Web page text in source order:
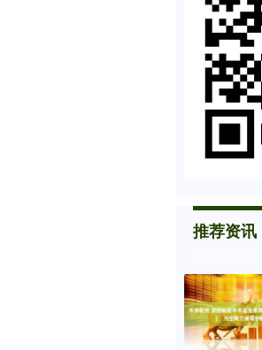
推荐资讯